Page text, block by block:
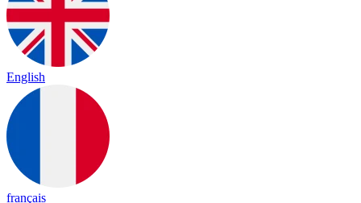
English
français